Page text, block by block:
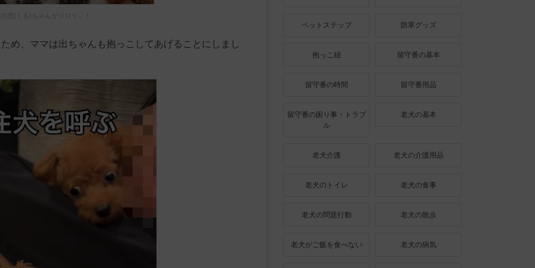
雲(くも)ちゃんがジロリ…！
め、ママは出ちゃんも抱っこしてあげることにしまし
ペットステップ 防寒グッズ
抱っこ紐 留守番の基本
留守番の時間 留守番用品
留守番の困り事・トラブ
ル
老犬の基本
老犬介護 老犬の介護用品
老犬のトイレ 老犬の食事
老犬の問題行動 老犬の散歩
老犬がご飯を食べない 老犬の病気